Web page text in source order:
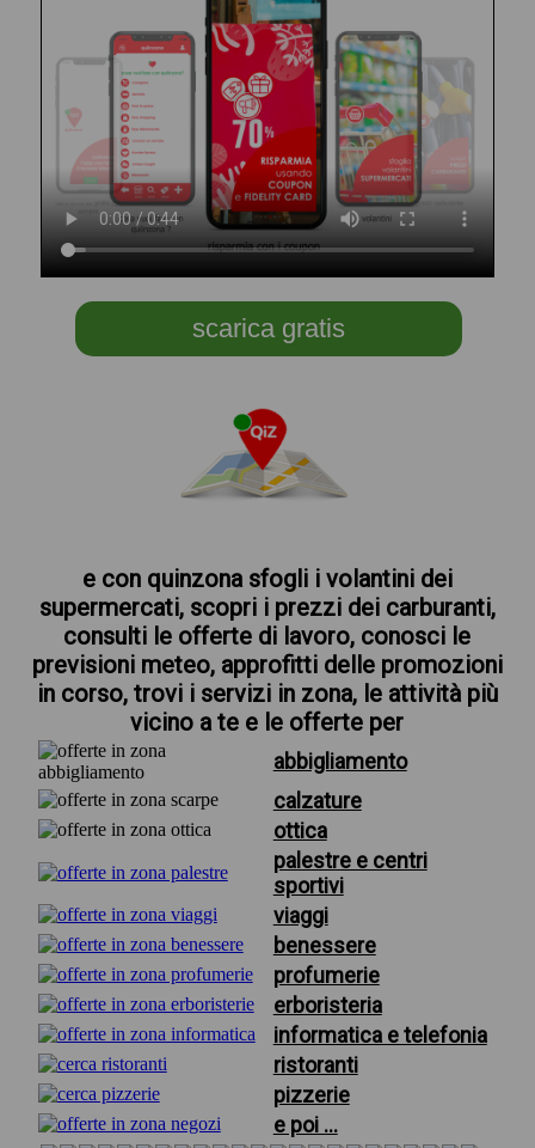
scarica gratis
e con quinzona sfogli i volantini dei
supermercati, scopri i prezzi dei carburanti,
consulti le offerte di lavoro, conosci le
previsioni meteo, approfitti delle promozioni
in corso, trovi i servizi in zona, le attività più
vicino a te e le offerte per
abbigliamento
calzature
ottica
palestre e centri
sportivi
viaggi
benessere
profumerie
erboristeria
informatica e telefonia
ristoranti
pizzerie
e poi ...